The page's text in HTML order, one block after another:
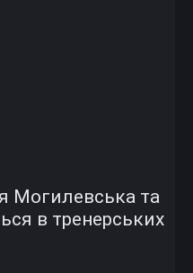
Могилевська та
в тренерських